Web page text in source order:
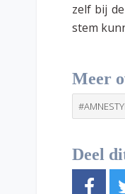
zelf bij
stem
Meer
Deel